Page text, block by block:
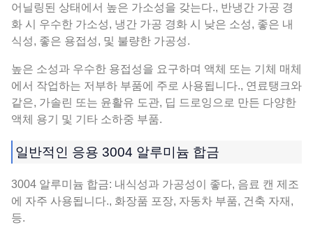
어닐링된 상태에서 높은 가소성을 갖는다., 반냉간 가공 경
화 시 우수한 가소성, 냉간 가공 경화 시 낮은 소성, 좋은 내
식성, 좋은 용접성, 및 불량한 가공성.
높은 소성과 우수한 용접성을 요구하며 액체 또는 기체 매체
에서 작업하는 저부하 부품에 주로 사용됩니다., 연료탱크와
같은, 가솔린 또는 윤활유 도관, 딥 드로잉으로 만든 다양한
액체 용기 및 기타 소하중 부품.
일반적인 응용 3004 알루미늄 합금
3004 알루미늄 합금: 내식성과 가공성이 좋다, 음료 캔 제조
에 자주 사용됩니다., 화장품 포장, 자동차 부품, 건축 자재,
등.